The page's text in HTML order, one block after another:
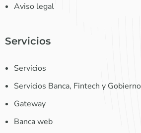
Aviso legal
Servicios
Servicios
Servicios Banca, Fintech y Gobierno
Gateway
Banca web